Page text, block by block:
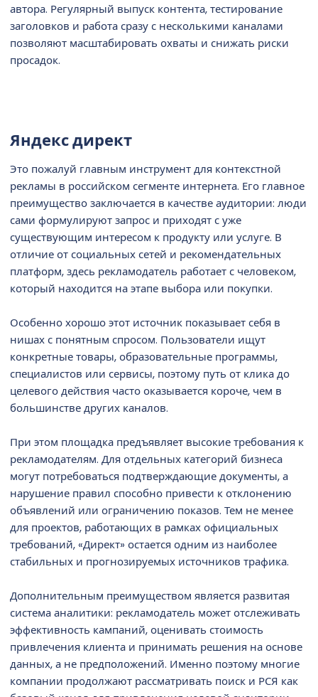
автора. Регулярный выпуск контента, тестирование
заголовков и работа сразу с несколькими каналами
позволяют масштабировать охваты и снижать риски
просадок.
Яндекс директ​
Это пожалуй главным инструмент для контекстной
рекламы в российском сегменте интернета. Его главное
преимущество заключается в качестве аудитории: люди
сами формулируют запрос и приходят с уже
существующим интересом к продукту или услуге. В
отличие от социальных сетей и рекомендательных
платформ, здесь рекламодатель работает с человеком,
который находится на этапе выбора или покупки.
Особенно хорошо этот источник показывает себя в
нишах с понятным спросом. Пользователи ищут
конкретные товары, образовательные программы,
специалистов или сервисы, поэтому путь от клика до
целевого действия часто оказывается короче, чем в
большинстве других каналов.
При этом площадка предъявляет высокие требования к
рекламодателям. Для отдельных категорий бизнеса
могут потребоваться подтверждающие документы, а
нарушение правил способно привести к отклонению
объявлений или ограничению показов. Тем не менее
для проектов, работающих в рамках официальных
требований, «Директ» остается одним из наиболее
стабильных и прогнозируемых источников трафика.
Дополнительным преимуществом является развитая
система аналитики: рекламодатель может отслеживать
эффективность кампаний, оценивать стоимость
привлечения клиента и принимать решения на основе
данных, а не предположений. Именно поэтому многие
компании продолжают рассматривать поиск и РСЯ как